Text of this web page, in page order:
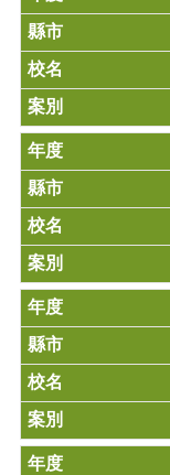
園
專
區
歷
年
計
畫
成
果
訊
息
公
告
資
料
下
載
區